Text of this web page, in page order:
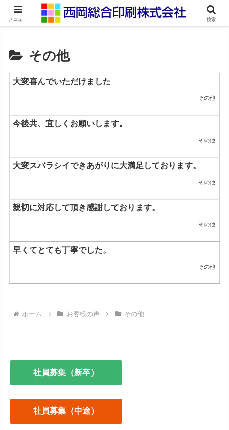
ネット印刷通販・オンデマンド印刷
その他
大変喜んでいただけました
その他
今後共、宜しくお願いします。
その他
大変スバラシイできあがりに大満足しております。
その他
親切に対応して頂き感謝しております。
その他
早くてとても丁寧でした。
その他
ホーム お客様の声 その他
社員募集（新卒）
社員募集（中途）
メニュー 検索